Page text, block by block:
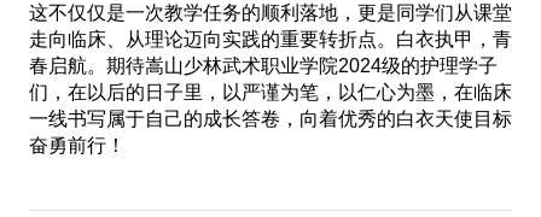
这不仅仅是一次教学任务的顺利落地，更是同学们从课堂
走向临床、从理论迈向实践的重要转折点。白衣执甲，青
春启航。期待嵩山少林武术职业学院2024级的护理学子
们，在以后的日子里，以严谨为笔，以仁心为墨，在临床
一线书写属于自己的成长答卷，向着优秀的白衣天使目标
奋勇前行！